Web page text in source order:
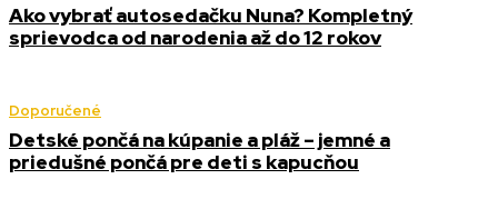
Ako vybrať autosedačku Nuna? Kompletný
sprievodca od narodenia až do 12 rokov
Doporučené
Detské pončá na kúpanie a pláž – jemné a
priedušné pončá pre deti s kapucňou